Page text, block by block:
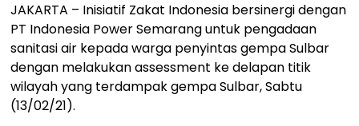
JAKARTA – Inisiatif Zakat Indonesia bersinergi dengan
PT Indonesia Power Semarang untuk pengadaan
sanitasi air kepada warga penyintas gempa Sulbar
dengan melakukan assessment ke delapan titik
wilayah yang terdampak gempa Sulbar, Sabtu
(13/02/21).